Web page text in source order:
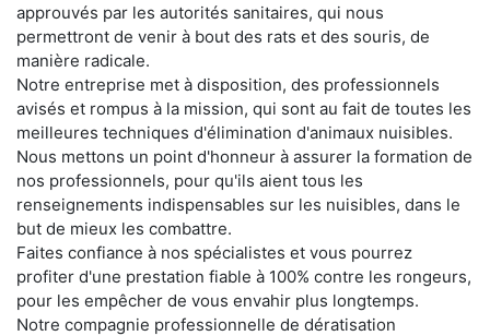
approuvés par les autorités sanitaires, qui nous
permettront de venir à bout des rats et des souris, de
manière radicale.
Notre entreprise met à disposition, des professionnels
avisés et rompus à la mission, qui sont au fait de toutes les
meilleures techniques d'élimination d'animaux nuisibles.
Nous mettons un point d'honneur à assurer la formation de
nos professionnels, pour qu'ils aient tous les
renseignements indispensables sur les nuisibles, dans le
but de mieux les combattre.
Faites confiance à nos spécialistes et vous pourrez
profiter d'une prestation fiable à 100% contre les rongeurs,
pour les empêcher de vous envahir plus longtemps.
Notre compagnie professionnelle de dératisation